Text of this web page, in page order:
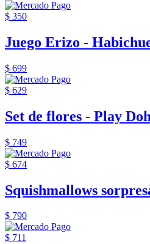
$ 350
Juego Erizo -
$ 699
$ 629
Set de flores - Play Doh
$ 749
$ 674
Squishmallows
$ 790
$ 711